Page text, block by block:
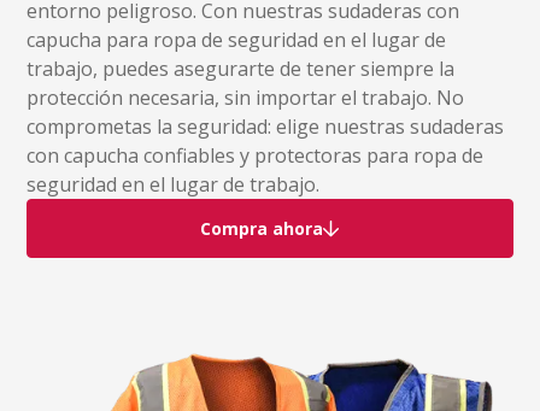
entorno peligroso. Con nuestras sudaderas con
capucha para ropa de seguridad en el lugar de
trabajo, puedes asegurarte de tener siempre la
protección necesaria, sin importar el trabajo. No
comprometas la seguridad: elige nuestras sudaderas
con capucha confiables y protectoras para ropa de
seguridad en el lugar de trabajo.
Compra ahora